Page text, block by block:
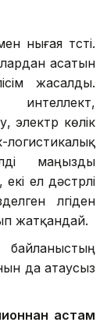
нығая түсті.
асатын
жасалды.
электр көлік
маңызды
ел дәстүрлі
үлгіден
жатқандай.
байланыстың
да атаусыз
астам